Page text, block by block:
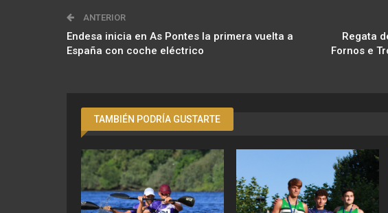
ANTERIOR
Endesa inicia en As Pontes la primera vuelta a
España con coche eléctrico
Regata
Fornos e
TAMBIÉN PODRÍA GUSTARTE